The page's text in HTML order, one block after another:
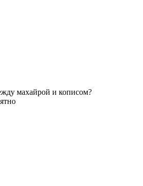
махайрой и кописом?